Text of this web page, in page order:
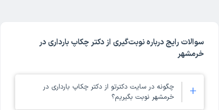
بارداری مربوطه را بررسی کنید. دکترتو در تمام صفحات مربوط به دکترهای
چکاپ بارداری خرمشهر، امکان بررسی کد نظام پزشکی، آدرس مطب و مراکز
حضور دکتر، شماره تماس و ثبت نوبت حضوری برای چکاپ بارداری در
پروفایل هر پزشک را فراهم کرده است. ملاک انتخاب بهترین دکتر چکاپ
بارداری خرمشهر در دکترتو، تخصص و تجربه پزشک در کنار امتیاز و نظر
مراجعه‌کنندگان است. با مراجعه به پروفایل هر یک از دکترهای خرمشهر
سوالات رایج درباره نوبت‌گیری از دکتر چکاپ بارداری در
خرمشهر
+
چگونه در سایت دکترتو از دکتر چکاپ بارداری در
خرمشهر نوبت بگیریم؟